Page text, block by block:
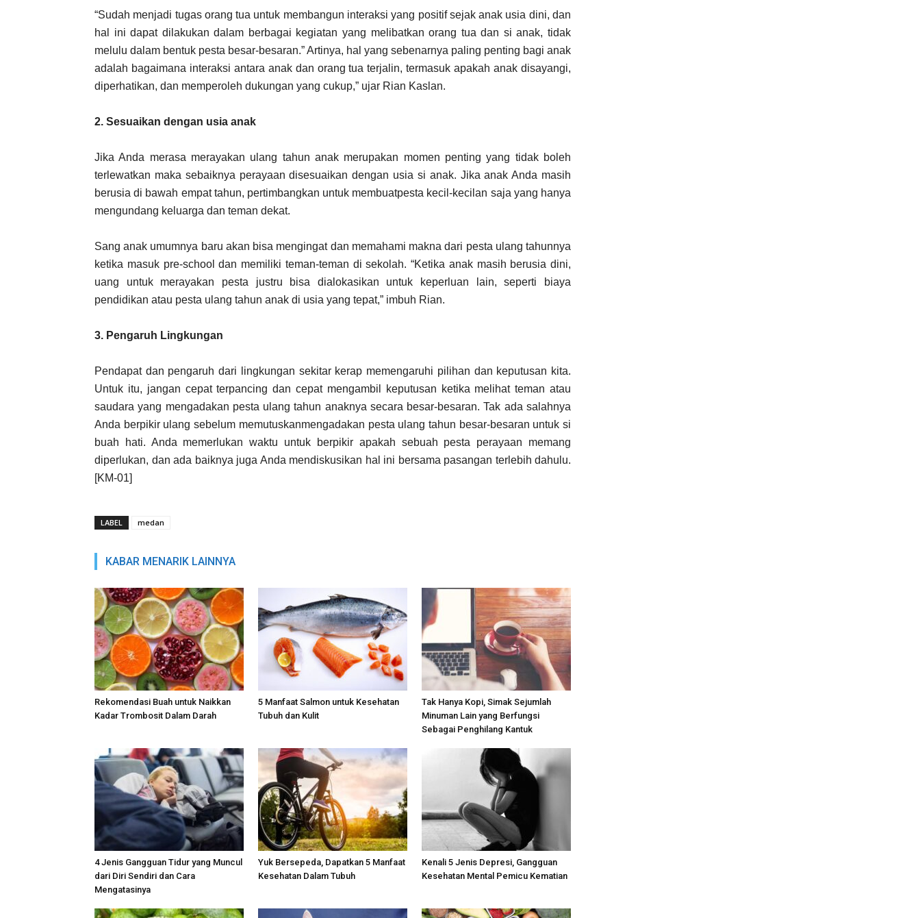
“Sudah menjadi tugas orang tua untuk membangun interaksi yang positif sejak anak usia dini, dan
hal ini dapat dilakukan dalam berbagai kegiatan yang melibatkan orang tua dan si anak, tidak
melulu dalam bentuk pesta besar-besaran.” Artinya, hal yang sebenarnya paling penting bagi anak
adalah bagaimana interaksi antara anak dan orang tua terjalin, termasuk apakah anak disayangi,
diperhatikan, dan memperoleh dukungan yang cukup,” ujar Rian Kaslan.
2. Sesuaikan dengan usia anak
Jika Anda merasa merayakan ulang tahun anak merupakan momen penting yang tidak boleh
terlewatkan maka sebaiknya perayaan disesuaikan dengan usia si anak. Jika anak Anda masih
berusia di bawah empat tahun, pertimbangkan untuk membuatpesta kecil-kecilan saja yang hanya
mengundang keluarga dan teman dekat.
Sang anak umumnya baru akan bisa mengingat dan memahami makna dari pesta ulang tahunnya
ketika masuk pre-school dan memiliki teman-teman di sekolah. “Ketika anak masih berusia dini,
uang untuk merayakan pesta justru bisa dialokasikan untuk keperluan lain, seperti biaya
pendidikan atau pesta ulang tahun anak di usia yang tepat,” imbuh Rian.
3. Pengaruh Lingkungan
Pendapat dan pengaruh dari lingkungan sekitar kerap memengaruhi pilihan dan keputusan kita.
Untuk itu, jangan cepat terpancing dan cepat mengambil keputusan ketika melihat teman atau
saudara yang mengadakan pesta ulang tahun anaknya secara besar-besaran. Tak ada salahnya
Anda berpikir ulang sebelum memutuskanmengadakan pesta ulang tahun besar-besaran untuk si
buah hati. Anda memerlukan waktu untuk berpikir apakah sebuah pesta perayaan memang
diperlukan, dan ada baiknya juga Anda mendiskusikan hal ini bersama pasangan terlebih dahulu.
[KM-01]
LABEL medan
KABAR MENARIK LAINNYA
Rekomendasi Buah untuk Naikkan
Kadar Trombosit Dalam Darah
5 Manfaat Salmon untuk Kesehatan
Tubuh dan Kulit
Tak Hanya Kopi, Simak Sejumlah
Minuman Lain yang Berfungsi
Sebagai Penghilang Kantuk
4 Jenis Gangguan Tidur yang Muncul
dari Diri Sendiri dan Cara
Mengatasinya
Yuk Bersepeda, Dapatkan 5 Manfaat
Kesehatan Dalam Tubuh
Kenali 5 Jenis Depresi, Gangguan
Kesehatan Mental Pemicu Kematian